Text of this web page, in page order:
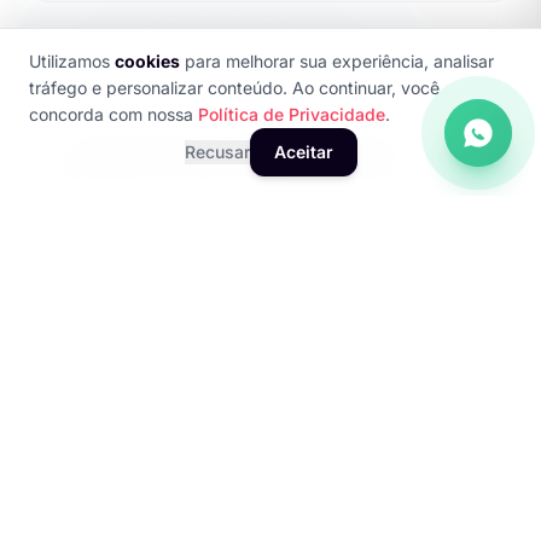
sites para clínicas, escritórios e autônomos com
agendamento, blog e destaque no Google
Utilizamos cookies para melhorar sua experiência, analisar
tráfego e personalizar conteúdo. Ao continuar, você
concorda com nossa Política de Privacidade.
Recusar
Aceitar